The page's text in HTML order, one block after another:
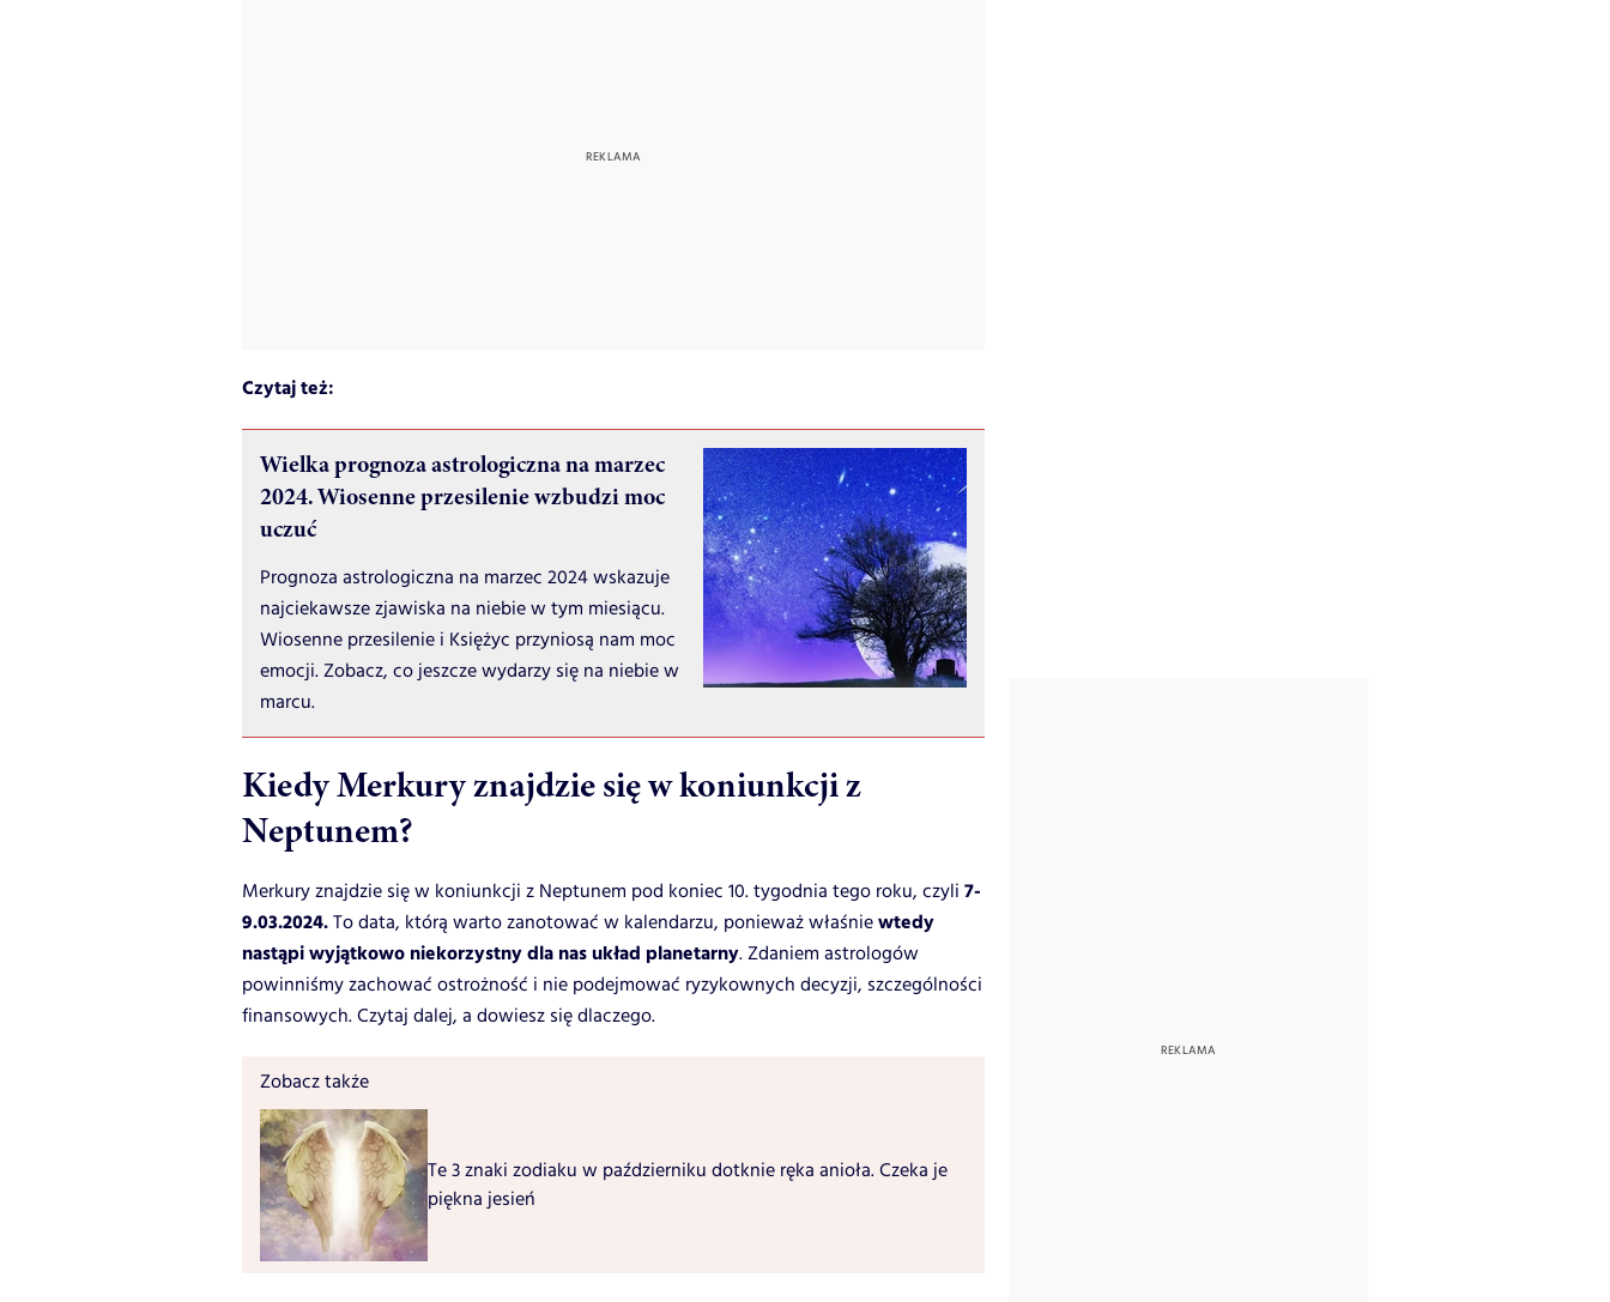
Czytaj też:
Wielka prognoza astrologiczna na marzec
2024. Wiosenne przesilenie wzbudzi moc
uczuć
Prognoza astrologiczna na marzec 2024 wskazuje
najciekawsze zjawiska na niebie w tym miesiącu.
Wiosenne przesilenie i Księżyc przyniosą nam moc
emocji. Zobacz, co jeszcze wydarzy się na niebie w
marcu.
Kiedy Merkury znajdzie się w koniunkcji z
Neptunem?
Merkury znajdzie się w koniunkcji z Neptunem pod koniec 10. tygodnia tego roku, czyli 7-
9.03.2024.To data, którą warto zanotować w kalendarzu, ponieważ właśniewtedy
nastąpi wyjątkowo niekorzystny dla nas układ planetarny. Zdaniem astrologów
powinniśmy zachować ostrożność i nie podejmować ryzykownych decyzji, szczególności
finansowych. Czytaj dalej, a dowiesz się dlaczego.
Zobacz także
Te 3 znaki zodiaku w październiku dotknie ręka anioła. Czeka je
piękna jesień